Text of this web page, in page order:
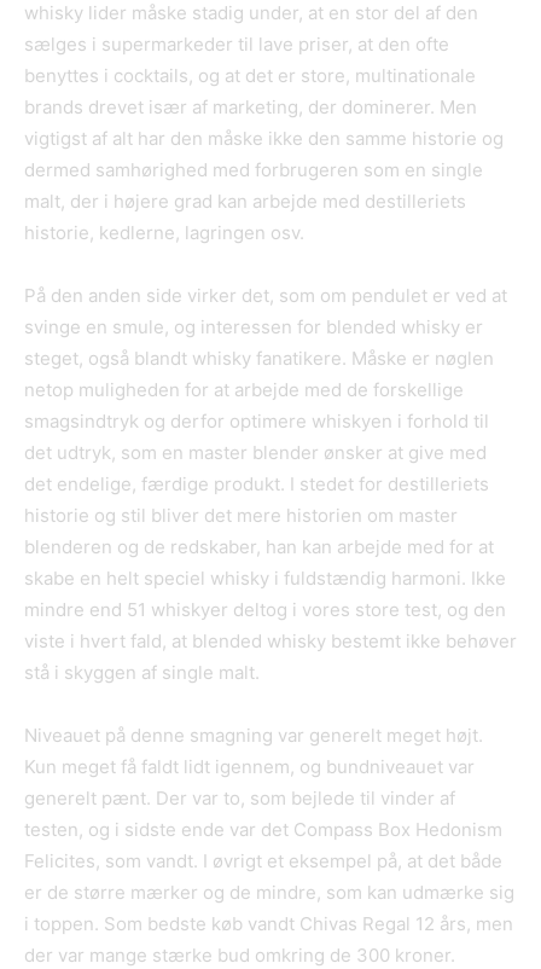
whisky lider måske stadig under, at en stor del af den
sælges i supermarkeder til lave priser, at den ofte
benyttes i cocktails, og at det er store, multinationale
brands drevet især af marketing, der dominerer. Men
vigtigst af alt har den måske ikke den samme historie og
dermed samhørighed med forbrugeren som en single
malt, der i højere grad kan arbejde med destilleriets
historie, kedlerne, lagringen osv.
På den anden side virker det, som om pendulet er ved at
svinge en smule, og interessen for blended whisky er
steget, også blandt whisky fanatikere. Måske er nøglen
netop muligheden for at arbejde med de forskellige
smagsindtryk og derfor optimere whiskyen i forhold til
det udtryk, som en master blender ønsker at give med
det endelige, færdige produkt. I stedet for destilleriets
historie og stil bliver det mere historien om master
blenderen og de redskaber, han kan arbejde med for at
skabe en helt speciel whisky i fuldstændig harmoni. Ikke
mindre end 51 whiskyer deltog i vores store test, og den
viste i hvert fald, at blended whisky bestemt ikke behøver
stå i skyggen af single malt.
Niveauet på denne smagning var generelt meget højt.
Kun meget få faldt lidt igennem, og bundniveauet var
generelt pænt. Der var to, som bejlede til vinder af
testen, og i sidste ende var det Compass Box Hedonism
Felicites, som vandt. I øvrigt et eksempel på, at det både
er de større mærker og de mindre, som kan udmærke sig
i toppen. Som bedste køb vandt Chivas Regal 12 års, men
der var mange stærke bud omkring de 300 kroner.